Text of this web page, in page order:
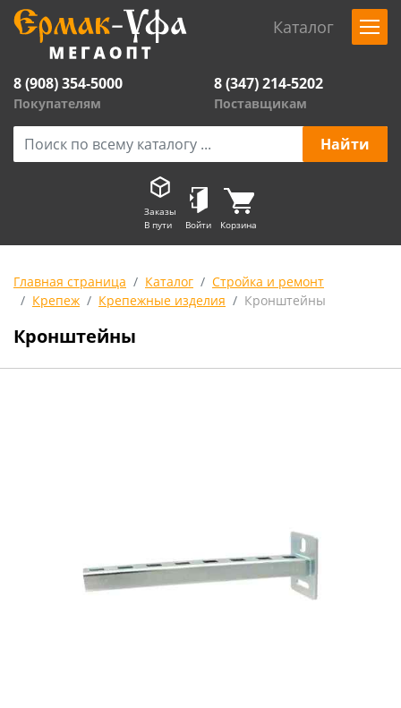
Каталог
8 (908) 354-5000
Покупателям
8 (347) 214-5202
Поставщикам
Заказы
В пути
Войти Корзина
Главная страница Каталог
Стройка и ремонт
Крепеж
Крепежные изделия Кронштейны
Кронштейны